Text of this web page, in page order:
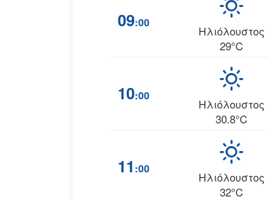
09:00
Ηλιόλουστος
29°C
10:00
Ηλιόλουστος
30.8°C
11 :00
Ηλιόλουστος
32°C